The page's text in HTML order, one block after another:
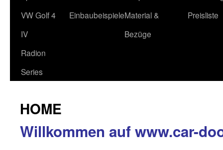
VW Golf 4
IV
EinbaubeispieleMaterial &
Bezüge
Preisliste
Radion
Series
HOME
Willkommen auf www.car-